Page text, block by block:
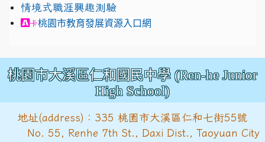
情境式職涯興趣測驗
link to https://exam.career.ntnu.edu.tw/cit/
卡桃園市教育發展資源入口網
桃園市大溪區仁和國民中學 (Ren-he Junior
High School)
地址(address)：335 桃園市大溪區仁和七街55號
No. 55, Renhe 7th St., Daxi Dist., Taoyuan City